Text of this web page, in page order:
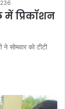
236
में प्रिकॉशन
ने सोमवार को टीटी